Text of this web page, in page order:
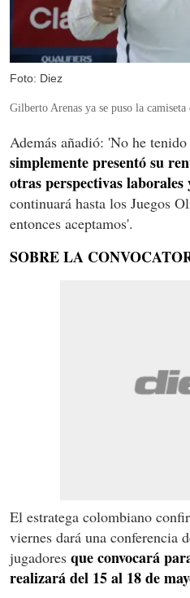
Foto: Diez
Gilberto Arenas ya se puso la camiseta
Además añadió: 'No he
simplemente presentó su
otras perspectivas laborales
continuará hasta los Juegos
entonces aceptamos'.
SOBRE LA
El estratega colombiano
viernes dará una conferencia
jugadores que convocará
realizará del 15 al 18 de